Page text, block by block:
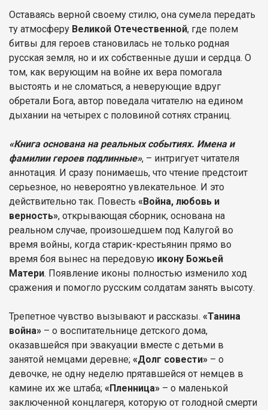
Оставаясь верной своему стилю, она сумела передать
ту атмосферу Великой Отечественной, где полем
битвы для героев становилась не только родная
русская земля, но и их собственные души и сердца. О
том, как верующим на войне их вера помогала
выстоять и не сломаться, а неверующие вдруг
обретали Бога, автор поведала читателю на едином
дыхании на четырех с половиной сотнях страниц.
«Книга основана на реальных событиях. Имена и
фамилии героев подлинные», – интригует читателя
аннотация. И сразу понимаешь, что чтение предстоит
серьезное, но невероятно увлекательное. И это
действительно так. Повесть «Война, любовь и
верность», открывающая сборник, основана на
реальном случае, произошедшем под Калугой во
время войны, когда старик-крестьянин прямо во
время боя вынес на передовую икону Божьей
Матери. Появление иконы полностью изменило ход
сражения и помогло русским солдатам занять высоту.
Трепетное чувство вызывают и рассказы. «Танина
война» – о воспитательнице детского дома,
оказавшейся при эвакуации вместе с детьми в
занятой немцами деревне; «Долг совести» – о
девочке, не одну неделю прятавшейся от немцев в
камине их же штаба; «Пленница» – о маленькой
заключенной концлагеря, которую от голодной смерти